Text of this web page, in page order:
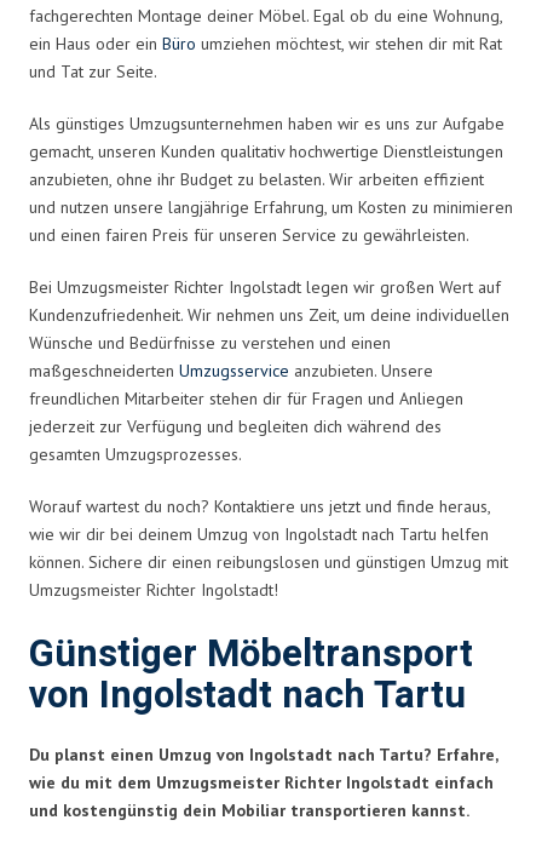
fachgerechten Montage deiner Möbel. Egal ob du eine Wohnung,
ein Haus oder ein Büro umziehen möchtest, wir stehen dir mit Rat
und Tat zur Seite.
Als günstiges Umzugsunternehmen haben wir es uns zur Aufgabe
gemacht, unseren Kunden qualitativ hochwertige Dienstleistungen
anzubieten, ohne ihr Budget zu belasten. Wir arbeiten effizient
und nutzen unsere langjährige Erfahrung, um Kosten zu minimieren
und einen fairen Preis für unseren Service zu gewährleisten.
Bei Umzugsmeister Richter Ingolstadt legen wir großen Wert auf
Kundenzufriedenheit. Wir nehmen uns Zeit, um deine individuellen
Wünsche und Bedürfnisse zu verstehen und einen
maßgeschneiderten Umzugsservice anzubieten. Unsere
freundlichen Mitarbeiter stehen dir für Fragen und Anliegen
jederzeit zur Verfügung und begleiten dich während des
gesamten Umzugsprozesses.
Worauf wartest du noch? Kontaktiere uns jetzt und finde heraus,
wie wir dir bei deinem Umzug von Ingolstadt nach Tartu helfen
können. Sichere dir einen reibungslosen und günstigen Umzug mit
Umzugsmeister Richter Ingolstadt!
Günstiger Möbeltransport
von Ingolstadt nach Tartu
Du planst einen Umzug von Ingolstadt nach Tartu? Erfahre,
wie du mit dem Umzugsmeister Richter Ingolstadt einfach
und kostengünstig dein Mobiliar transportieren kannst.